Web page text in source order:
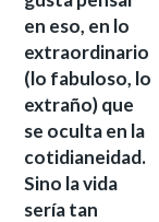
en eso, en lo
extraordinario
(lo fabuloso, lo
extraño) que
se oculta en la
cotidianeidad.
Sino la vida
sería tan